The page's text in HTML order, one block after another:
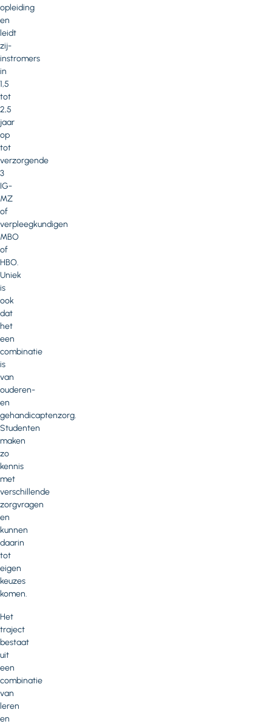
opleiding
en
leidt
zij-
instromers
in
1,5
tot
2,5
jaar
op
tot
verzorgende
3
IG-
MZ
of
verpleegkundigen
MBO
of
HBO.
Uniek
is
ook
dat
het
een
combinatie
is
van
ouderen-
en
gehandicaptenzorg.
Studenten
maken
zo
kennis
met
verschillende
zorgvragen
en
kunnen
daarin
tot
eigen
keuzes
komen.
Het
traject
bestaat
uit
een
combinatie
van
leren
en